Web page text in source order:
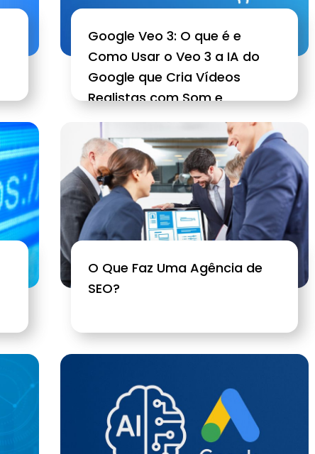
Google Veo 3: O que é e
Como Usar o Veo 3 a IA do
Google que Cria Vídeos
Realistas com Som e
Diálogos
O Que Faz Uma Agência de
SEO?